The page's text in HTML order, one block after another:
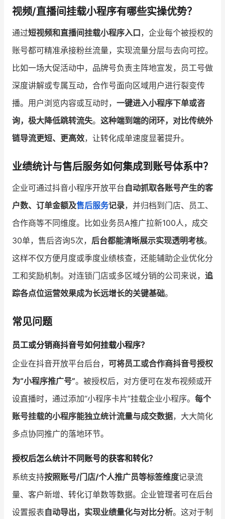
视频/直播间挂载小程序有哪些实操优势？
通过短视频和直播间挂载小程序入口，企业每个被授权的
账号都可精准承接粉丝流量，实现流量分层与去向可控。
比如一场大促活动中，品牌号负责主阵地宣发，员工号做
深度讲解或专属互动，合作号面向区域用户进行裂变传
播。用户浏览内容或互动时， 一键进入小程序下单或咨
询，极大降低跳转流失。 这种端到端的闭环，对比传统外
链导流更短、更高效，让转化成单速度显著提升。
业绩统计与售后服务如何集成到账号体系中？
企业可通过抖音小程序开放平台自动抓取各账号产生的客
户数、订单金额及售后服务记录，并归档到门店、员工、
合作商等不同维度。比如业务员A推广拉新100人，成交
30单，售后咨询5次， 后台都能清晰展示实现透明考核。
这样不仅方便月度或季度业绩核查，还能辅助企业优化分
工和奖励机制。对连锁门店或多区域分销的公司来说， 追
踪各点位运营效果成为长远增长的关键基础。
常见问题
员工或分销商抖音号如何挂载小程序？
企业在抖音开放平台后台， 可将员工或合作商抖音号授权
为“小程序推广号”。被授权后，对方便可在发布视频或开
设直播时，通过添加“小程序卡片”挂载企业小程序。 每个
账号挂载的小程序能独立统计流量与成交数据，大大简化
多点协同推广的落地环节。
授权后怎么统计不同账号的获客和转化？
系统支持按照账号/门店/个人推广员等标签维度记录流
量、客户新增、转化订单数等数据。企业管理者可在后台
设置报表自动导出，实现业绩量化与对比分析。这对于制